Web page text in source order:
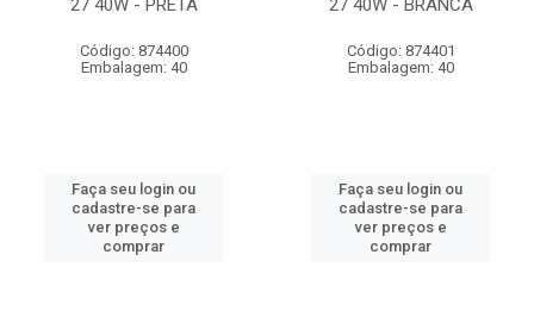
27 40W - PRETA
Código: 874400
Embalagem: 40
Faça seu login ou
cadastre-se para
ver preços e
comprar
27 40W - BRANCA
Código: 874401
Embalagem: 40
Faça seu login ou
cadastre-se para
ver preços e
comprar